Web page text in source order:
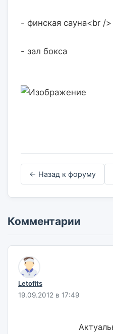
- финская сауна<br />
- зал бокса
← Назад к форуму
Комментарии
Letofits
19.09.2012 в 17:49